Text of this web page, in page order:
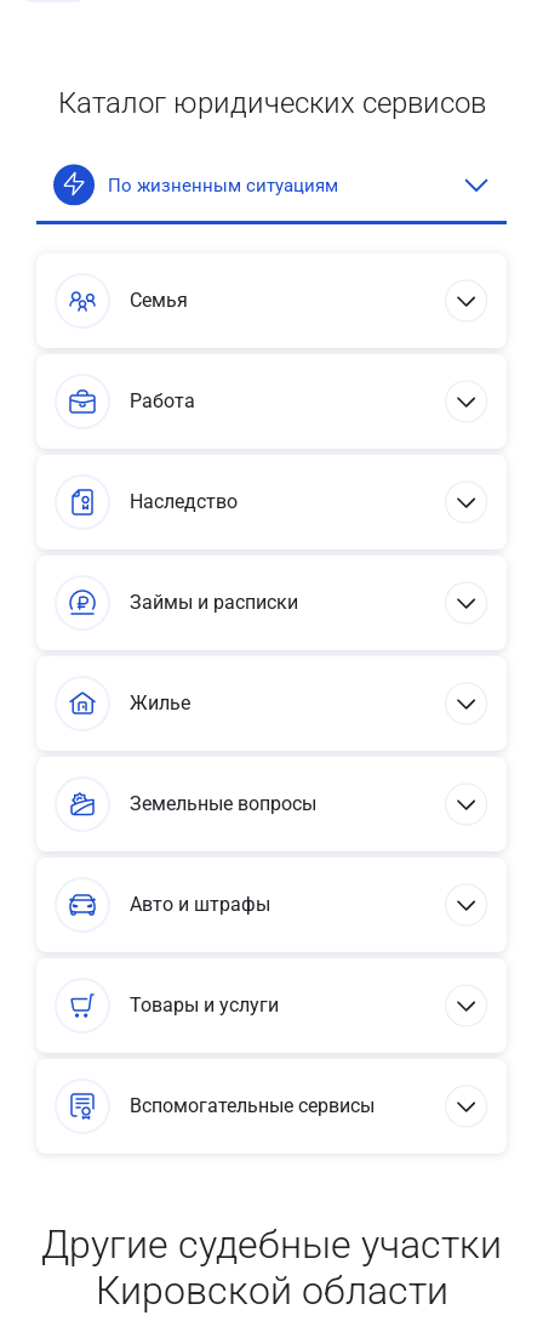
Каталог юридических сервисов
По жизненным ситуациям
Семья
Работа
Наследство
Займы и расписки
Жилье
Земельные вопросы
Авто и штрафы
Товары и услуги
Вспомогательные сервисы
Другие судебные участки
Кировской области